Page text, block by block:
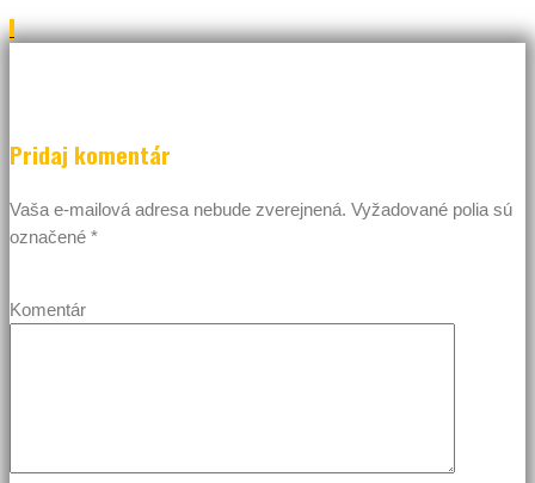
Pridaj komentár
Vaša e-mailová adresa nebude zverejnená. Vyžadované polia sú
označené *
Komentár